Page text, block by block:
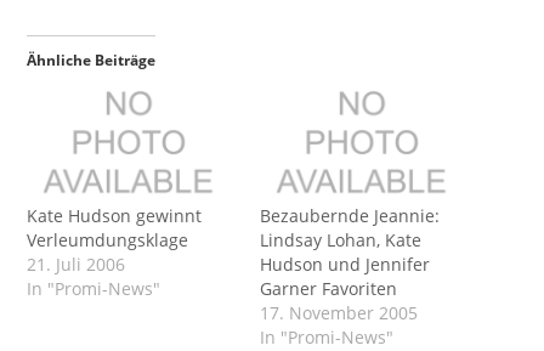
Ähnliche Beiträge
Kate Hudson gewinnt
Verleumdungsklage
21. Juli 2006
In "Promi-News"
Bezaubernde Jeannie:
Lindsay Lohan, Kate
Hudson und Jennifer
Garner Favoriten
17. November 2005
In "Promi-News"